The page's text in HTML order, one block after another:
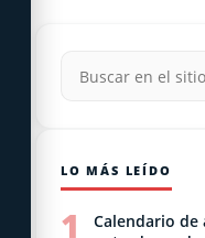
LO MÁS LEÍDO
1
Calendario de